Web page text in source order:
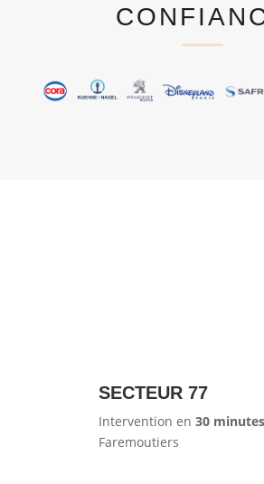
SECTEUR 77
Intervention en 30 minutes
Faremoutiers